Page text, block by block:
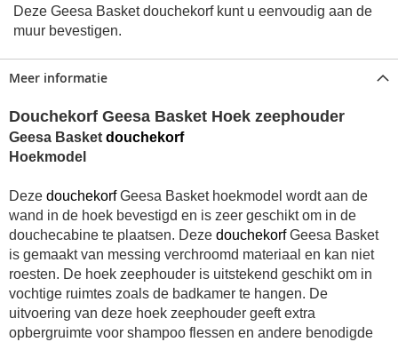
Deze Geesa Basket douchekorf kunt u eenvoudig aan de
muur bevestigen.
Meer informatie
Douchekorf Geesa Basket Hoek zeephouder
Geesa Basket douchekorf
Hoekmodel
Deze douchekorfGeesa Basket hoekmodel wordt aan de
wand in de hoek bevestigd en is zeer geschikt om in de
douchecabine te plaatsen. Deze douchekorfGeesa Basket
is gemaakt van messing verchroomd materiaal en kan niet
roesten. De hoek zeephouder is uitstekend geschikt om in
vochtige ruimtes zoals de badkamer te hangen. De
uitvoering van deze hoek zeephouder geeft extra
opbergruimte voor shampoo flessen en andere benodigde